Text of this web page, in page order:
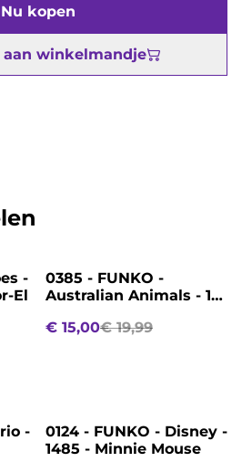
Nu kopen
aan winkelmandje
-
El
%
0385 - FUNKO -
Australian Animals - 112
€ 15,00€ 19,99
-
%
0124 - FUNKO - Disney -
1485 - Minnie Mouse